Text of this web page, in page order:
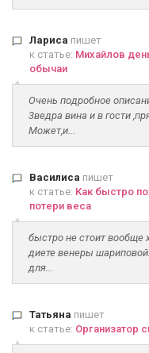
Лариса пишет
к статье: Михайлов
обычаи
Очень подробное
3ведра вина и в гости
Может,и...
Василиса пишет
к статье: Как быстро
потери веса
быстро не стоит вообще
диете венеры
для...
Татьяна пишет
к статье: Организатор